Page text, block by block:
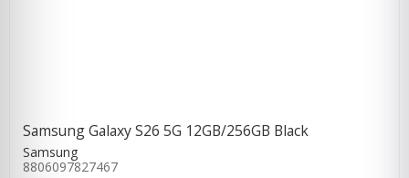
Samsung Galaxy S26 5G 12GB/256GB Black
Samsung
8806097827467